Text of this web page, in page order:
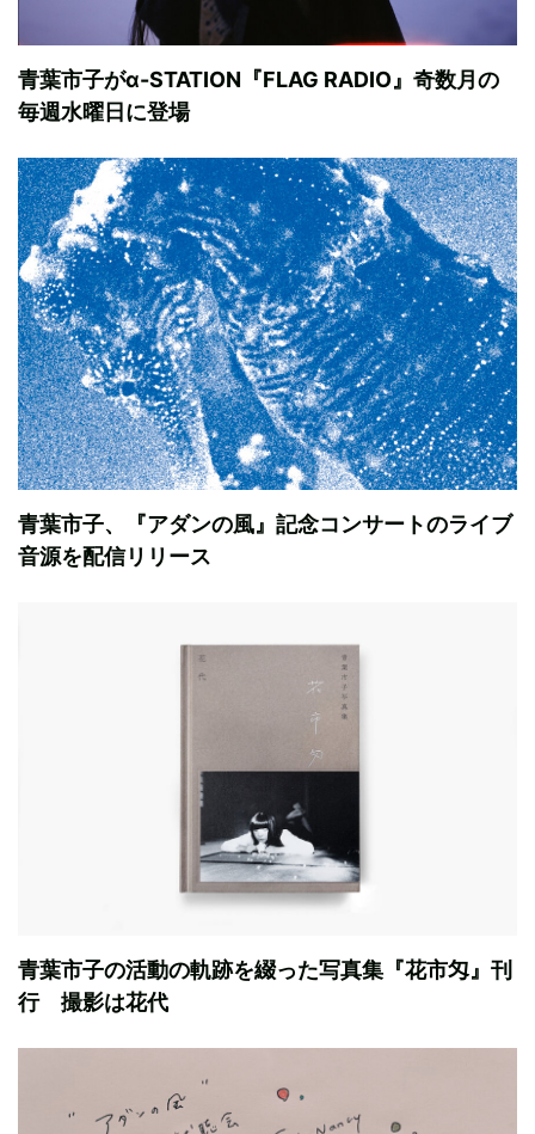
青葉市子がα-STATION『FLAG RADIO』奇数月の
毎週水曜日に登場
青葉市子、『アダンの風』記念コンサートのライブ
音源を配信リリース
青葉市子の活動の軌跡を綴った写真集『花市匁』刊
行 撮影は花代